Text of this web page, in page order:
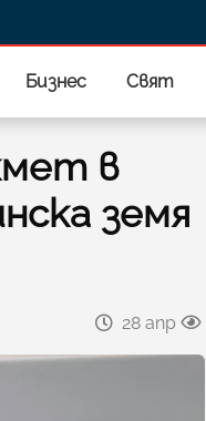
Бизнес Свят
в
земя
28 апр